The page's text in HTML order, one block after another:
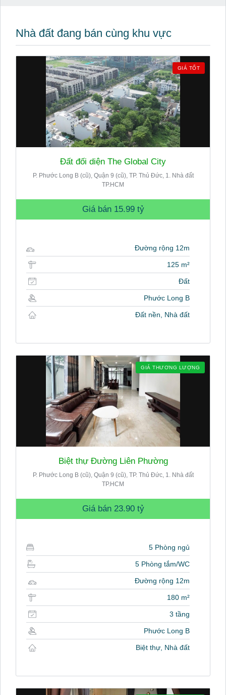
Nhà đất đang bán cùng khu vực
GIÁ TỐT
Đất đối diện The Global City
P. Phước Long B (cũ), Quận 9 (cũ), TP. Thủ Đức, 1. Nhà đất
TP.HCM
Giá bán 15.99 tỷ
Đường rộng 12m
125 m²
Đất
Phước Long B
Đất nền, Nhà đất
GIÁ THƯƠNG LƯỢNG
Biệt thự Đường Liên Phường
P. Phước Long B (cũ), Quận 9 (cũ), TP. Thủ Đức, 1. Nhà đất
TP.HCM
Giá bán 23.90 tỷ
5 Phòng ngủ
5 Phòng tắm/WC
Đường rộng 12m
180 m²
3 tầng
Phước Long B
Biệt thự, Nhà đất